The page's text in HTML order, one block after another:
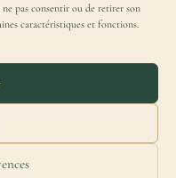
pas consentir ou de retirer son
caractéristiques et fonctions.
et j'ai lu lapolitique de